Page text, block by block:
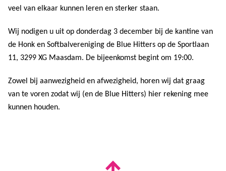
veel van elkaar kunnen leren en sterker staan.
Wij nodigen u uit op donderdag 3 december bij de kantine van
de Honk en Softbalvereniging de Blue Hitters op de Sportlaan
11, 3299 XG Maasdam. De bijeenkomst begint om 19:00.
Zowel bij aanwezigheid en afwezigheid, horen wij dat graag
van te voren zodat wij (en de Blue Hitters) hier rekening mee
kunnen houden.